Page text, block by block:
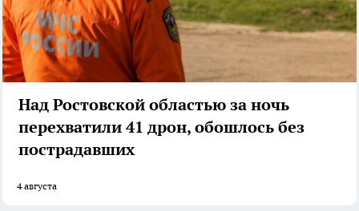
Над Ростовской областью за ночь
перехватили 41 дрон, обошлось без
пострадавших
4 августа